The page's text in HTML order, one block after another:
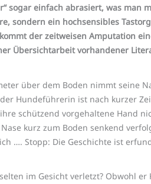
sogar einfach abrasiert, was man
sondern ein hochsensibles
der zeitweisen Amputation
Übersichtarbeit vorhandener
über dem Boden nimmt seine
Hundeführerin ist nach kurzer
schützend vorgehaltene Hand
kurz zum Boden senkend
…. Stopp: Die Geschichte ist
im Gesicht verletzt? Obwohl er